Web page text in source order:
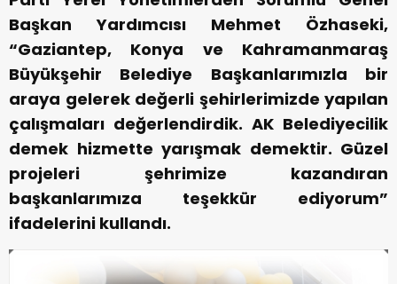
Başkan Yardımcısı Mehmet Özhaseki,
“Gaziantep, Konya ve Kahramanmaraş
Büyükşehir Belediye Başkanlarımızla bir
araya gelerek değerli şehirlerimizde yapılan
çalışmaları değerlendirdik. AK Belediyecilik
demek hizmette yarışmak demektir. Güzel
projeleri şehrimize kazandıran
başkanlarımıza teşekkür ediyorum”
ifadelerini kullandı.